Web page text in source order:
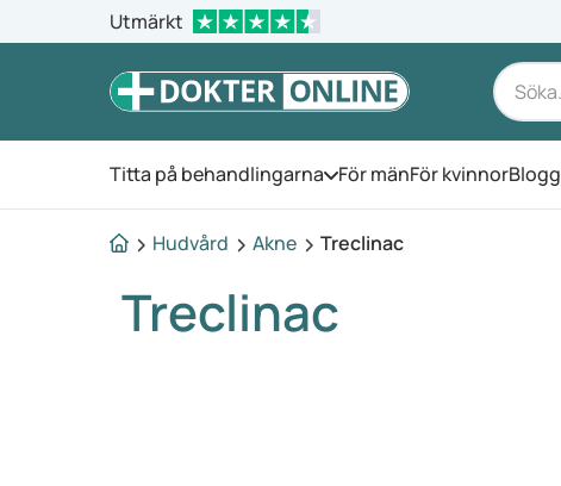
Utmärkt
Titta på behandlingarna Öppna menyn
För mänFör kvinnorBlogg
Hudvård Akne Treclinac
Treclinac